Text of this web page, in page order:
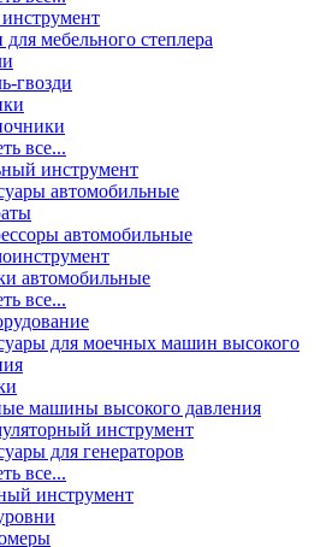
для мебельного степлера
гвозди
все...
инструмент
автомобильные
автомобильные
автомобильные
все...
для моечных машин высокого
машины высокого давления
инструмент
для генераторов
все...
инструмент